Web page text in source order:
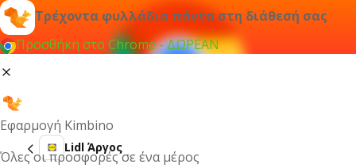
Τρέχοντα φυλλάδια πάντα στη διάθεσή σας
Προσθήκη στο Chrome - ΔΩΡΕΑΝ
Εφαρμογή Kimbino
Όλες οι προσφορές σε ένα μέρος
Lidl Άργος